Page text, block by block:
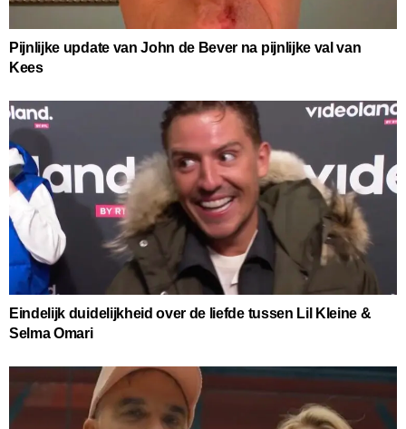
Pijnlijke update van John de Bever na pijnlijke val van
Kees
Eindelijk duidelijkheid over de liefde tussen Lil Kleine &
Selma Omari